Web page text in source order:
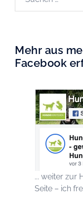
nach:
Mehr aus
Facebook
... weiter zur
Seite – ich